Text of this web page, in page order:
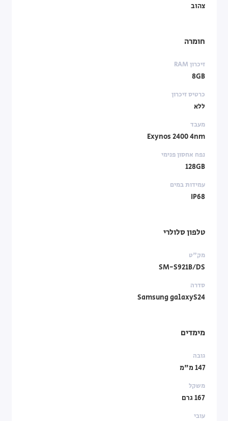
צהוב
חומרה
זיכרון RAM
8GB
כרטיס זיכרון
ללא
מעבד
Exynos 2400 4nm
נפח אחסון פנימי
128GB
עמידות במים
IP68
טלפון סלולרי
מק"ט
SM-S921B/DS
סדרה
Samsung galaxyS24
מימדים
גובה
147 מ"מ
משקל
167 גרם
עובי